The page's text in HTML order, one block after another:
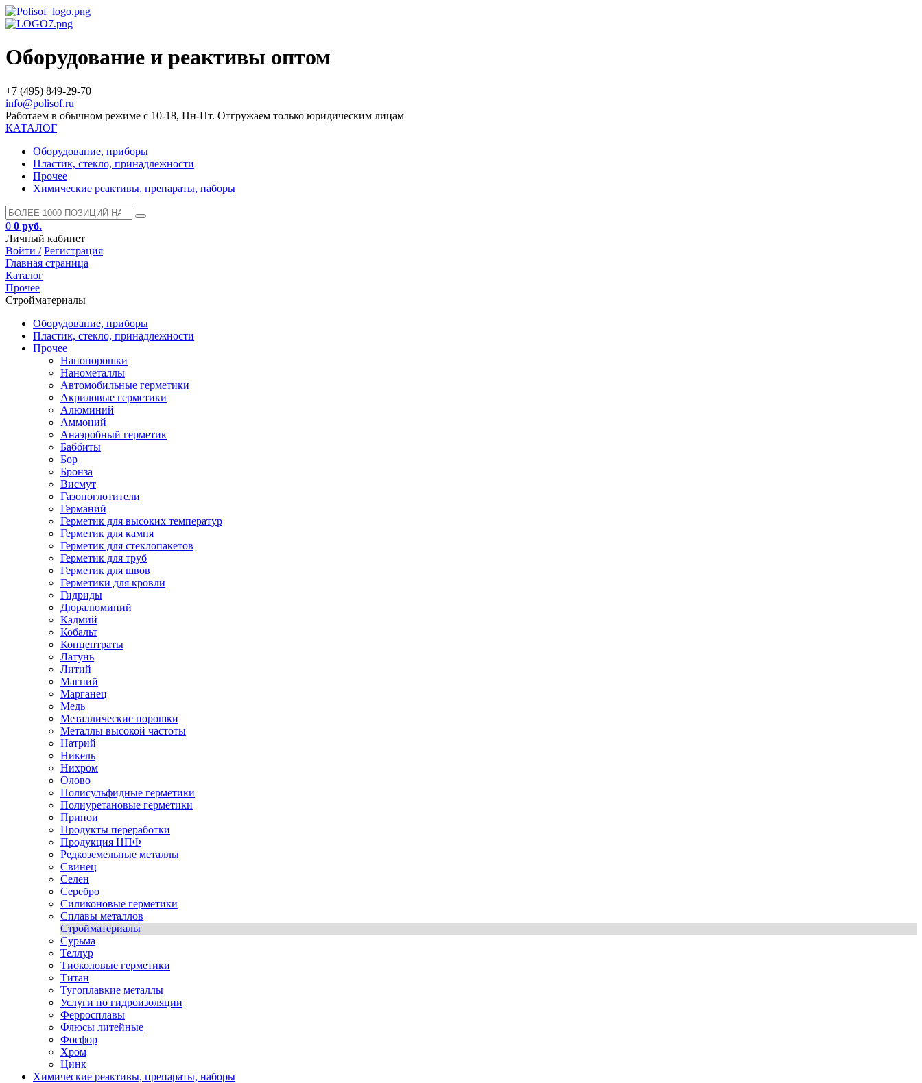
Оборудование и реактивы оптом
+7 (495) 849-29-70
info@polisof.ru
Работаем в обычном режиме с 10-18, Пн-Пт. Отгружаем только юридическим лицам
КАТАЛОГ
Оборудование, приборы
Пластик, стекло, принадлежности
Прочее
Химические реактивы, препараты, наборы
0 0 руб.
Личный кабинет
Войти / Регистрация
Главная страница
Каталог
Прочее
Стройматериалы
Оборудование, приборы
Пластик, стекло, принадлежности
Прочее
Нанопорошки
Нанометаллы
Автомобильные герметики
Акриловые герметики
Алюминий
Аммоний
Анаэробный герметик
Баббиты
Бор
Бронза
Висмут
Газопоглотители
Германий
Герметик для высоких температур
Герметик для камня
Герметик для стеклопакетов
Герметик для труб
Герметик для швов
Герметики для кровли
Гидриды
Дюралюминий
Кадмий
Кобальт
Концентраты
Латунь
Литий
Магний
Марганец
Медь
Металлические порошки
Металлы высокой частоты
Натрий
Никель
Нихром
Олово
Полисульфидные герметики
Полиуретановые герметики
Припои
Продукты переработки
Продукция НПФ
Редкоземельные металлы
Свинец
Селен
Серебро
Силиконовые герметики
Сплавы металлов
Стройматериалы
Сурьма
Теллур
Тиоколовые герметики
Титан
Тугоплавкие металлы
Услуги по гидроизоляции
Ферросплавы
Флюсы литейные
Фосфор
Хром
Цинк
Химические реактивы, препараты, наборы